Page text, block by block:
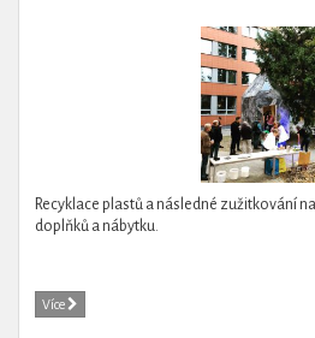
Recyklace plastů a následné zužitkování
doplňků a nábytku.
Více